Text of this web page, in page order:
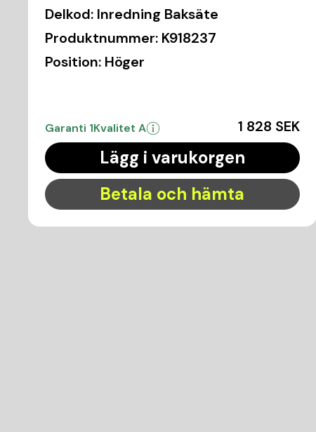
Delkod: Inredning Baksäte
Produktnummer: K918237
Position: Höger
Garanti 1Kvalitet A 1 828 SEK
Lägg i varukorgen
Betala och hämta